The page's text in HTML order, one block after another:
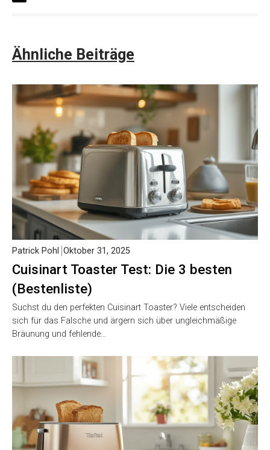
Ähnliche Beiträge
Cuisinart Toaster Test: Die 3 besten
(Bestenliste)
Patrick Pohl Oktober 31, 2025
Suchst du den perfekten Cuisinart Toaster? Viele entscheiden
sich für das Falsche und ärgern sich über ungleichmäßige
Bräunung und fehlende…